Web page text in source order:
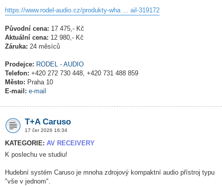
https://www.rodel-audio.cz/produkty-wha ... ail-319172
Původní cena: 17 475,- Kč
Aktuální cena: 12 980,- Kč
Záruka: 24 měsíců
Prodejce: RODEL - AUDIO
Telefon: +420 272 730 448, +420 731 488 859
Město: Praha 10
E-mail: e-mail
T+A Caruso
17 čer 2026 16:34
KATEGORIE: AV RECEIVERY
K poslechu ve studiu!
Hudební systém Caruso je mnoha zdrojový kompaktní audio přístroj typu
"vše v jednom".